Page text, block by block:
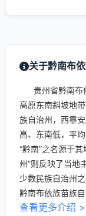
关于黔南布
贵州省黔南布
高原东南斜坡地
族自治州，西靠
高、东南低，平
“黔南”之名源于
州”则反映了当地
少数民族自治州
黔南布依族苗族
查看更多介绍